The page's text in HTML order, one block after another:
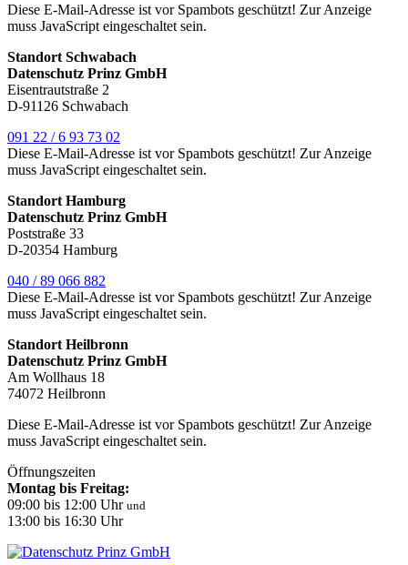
Diese E-Mail-Adresse ist vor Spambots geschützt! Zur Anzeige
muss JavaScript eingeschaltet sein.
Standort Schwabach
Datenschutz Prinz GmbH
Eisentrautstraße 2
D-91126 Schwabach
091 22 / 6 93 73 02
Diese E-Mail-Adresse ist vor Spambots geschützt! Zur Anzeige
muss JavaScript eingeschaltet sein.
Standort Hamburg
Datenschutz Prinz GmbH
Poststraße 33
D-20354 Hamburg
040 / 89 066 882
Diese E-Mail-Adresse ist vor Spambots geschützt! Zur Anzeige
muss JavaScript eingeschaltet sein.
Standort Heilbronn
Datenschutz Prinz GmbH
Am Wollhaus 18
74072 Heilbronn
Diese E-Mail-Adresse ist vor Spambots geschützt! Zur Anzeige
muss JavaScript eingeschaltet sein.
Öffnungszeiten
Montag bis Freitag:
09:00 bis 12:00 Uhr und
13:00 bis 16:30 Uhr